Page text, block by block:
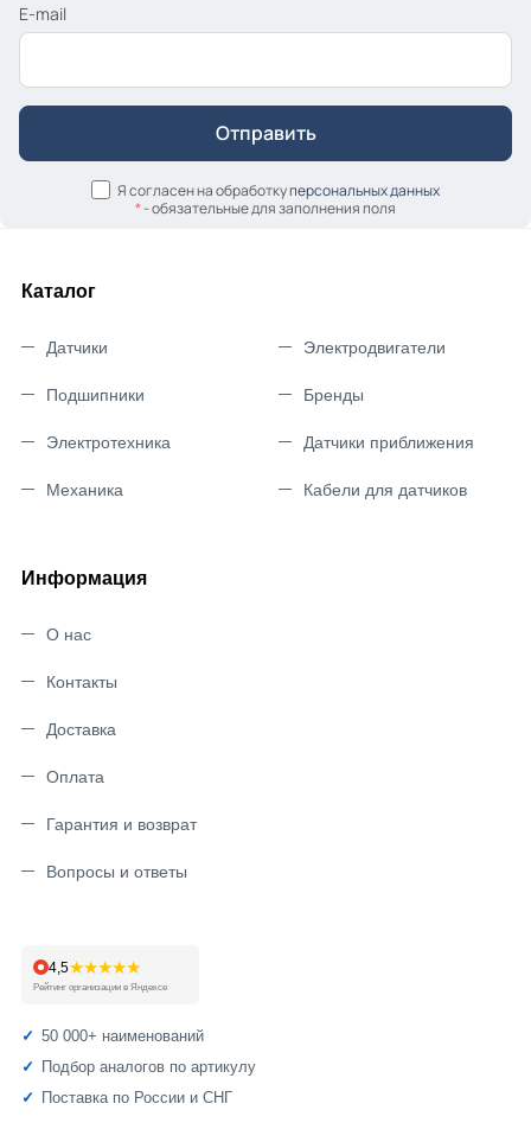
E-mail
Я согласен на обработкуперсональных данных
*- обязательные для заполнения поля
Каталог
Датчики
Подшипники
Электротехника
Механика
Электродвигатели
Бренды
Датчики приближения
Кабели для датчиков
Информация
О нас
Контакты
Доставка
Оплата
Гарантия и возврат
Вопросы и ответы
4,5★★★★★
Рейтинг организации в Яндексе
50 000+ наименований
Подбор аналогов по артикулу
Поставка по России и СНГ